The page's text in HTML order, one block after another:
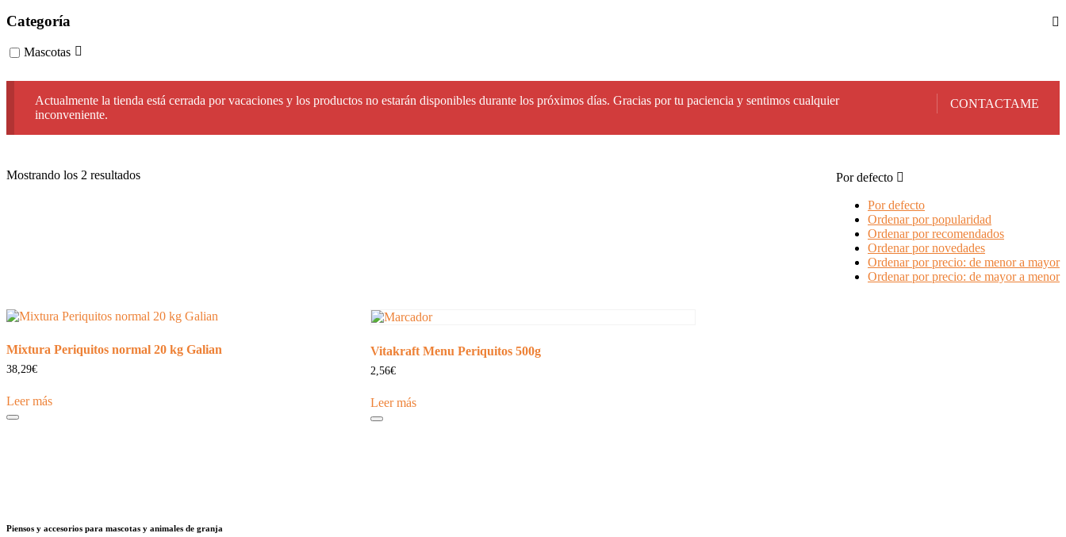
Categoría
Mascotas
CONTACTAME
Actualmente la tienda está cerrada por vacaciones y los productos no estarán disponibles durante los próximos días. Gracias por tu paciencia y sentimos cualquier
inconveniente.
Mostrando los 2 resultadosOrdenado
Por defecto
Por defecto
Ordenar por popularidad
Ordenar por recomendados
Ordenar por novedades
Ordenar por precio: de menor a mayor
Ordenar por precio: de mayor a menor
Mixtura Periquitos normal 20 kg Galian
38,29€
Leer más
Vitakraft Menu Periquitos 500g
2,56€
Leer más
Piensos y accesorios para mascotas y animales de granja